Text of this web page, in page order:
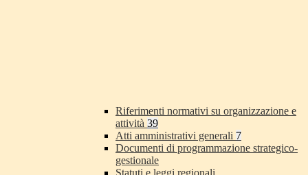
Riferimenti normativi su organizzazione e
attività 39
Atti amministrativi generali 7
Documenti di programmazione strategico-
gestionale